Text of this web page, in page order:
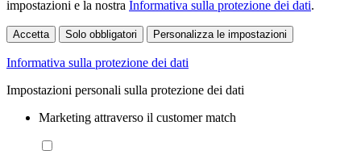
impostazioni e la nostra Informativa sulla protezione dei dati.
Accetta Solo obbligatori Personalizza le impostazioni
Informativa sulla protezione dei dati
Impostazioni personali sulla protezione dei dati
Marketing attraverso il customer match